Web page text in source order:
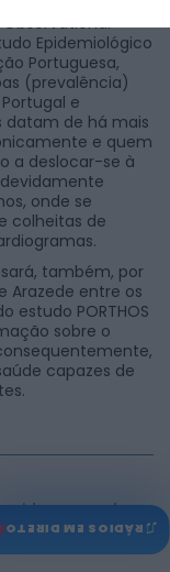
Epidemiológico
Portuguesa,
(prevalência)
e
datam de há mais
e quem
a deslocar-se à
onde se
colheitas de
também, por
Arazede entre os
estudo PORTHOS
sobre o
capazes de
em rede
♫
RÁDIOS EM DIRETO